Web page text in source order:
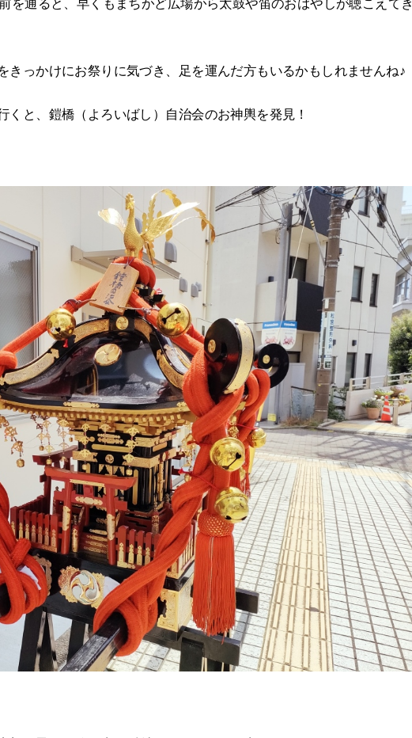
を通ると、早くもまちかど広場から太鼓や笛のおはやしが聴こえてき
きっかけにお祭りに気づき、足を運んだ方もいるかもしれませんね♪
くと、鎧橋（よろいばし）自治会のお神輿を発見！